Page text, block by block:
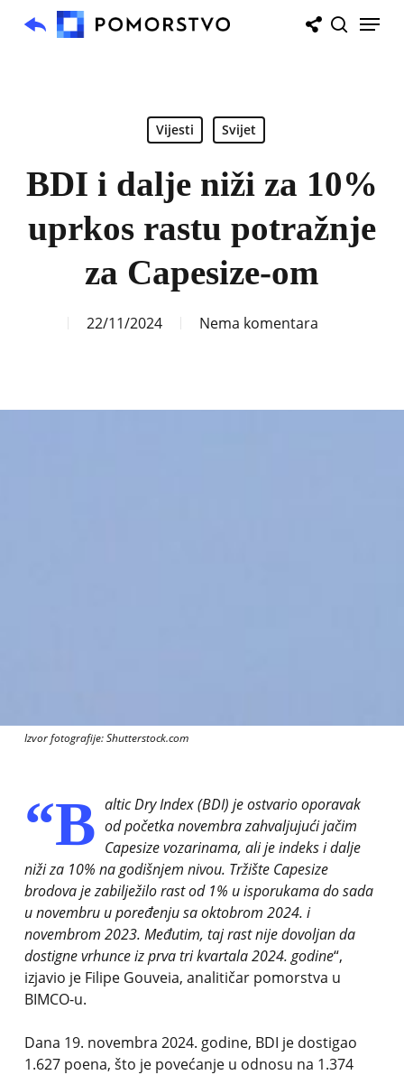
Menu
Vijesti Svijet
BDI i dalje niži za 10%
uprkos rastu potražnje
za Capesize-om
22/11/2024 Nema komentara
Izvor fotografije: Shutterstock.com
“B altic Dry Index (BDI) je ostvario oporavak
od početka novembra zahvaljujući jačim
Capesize vozarinama, ali je indeks i dalje
niži za 10% na godišnjem nivou. Tržište Capesize
brodova je zabilježilo rast od 1% u isporukama do sada
u novembru u poređenju sa oktobrom 2024. i
novembrom 2023. Međutim, taj rast nije dovoljan da
dostigne vrhunce iz prva tri kvartala 2024. godine“,
izjavio je Filipe Gouveia, analitičar pomorstva u
BIMCO-u.
Dana 19. novembra 2024. godine, BDI je dostigao
1.627 poena, što je povećanje u odnosu na 1.374